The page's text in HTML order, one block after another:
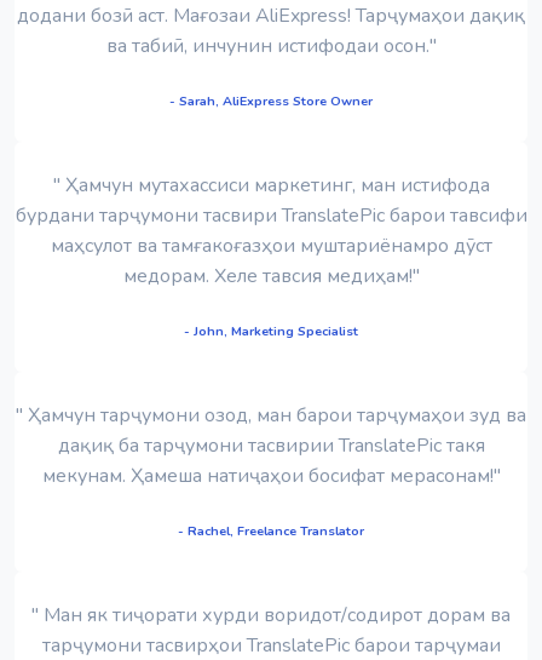
додани бозӣ аст. Мағозаи AliExpress! Тарҷумаҳои дақиқ
ва табиӣ, инчунин истифодаи осон."
- Sarah, AliExpress Store Owner
" Ҳамчун мутахассиси маркетинг, ман истифода
бурдани тарҷумони тасвири TranslatePic барои тавсифи
маҳсулот ва тамғакоғазҳои муштариёнамро дӯст
медорам. Хеле тавсия медиҳам!"
- John, Marketing Specialist
" Ҳамчун тарҷумони озод, ман барои тарҷумаҳои зуд ва
дақиқ ба тарҷумони тасвирии TranslatePic такя
мекунам. Ҳамеша натиҷаҳои босифат мерасонам!"
- Rachel, Freelance Translator
" Ман як тиҷорати хурди воридот/содирот дорам ва
тарҷумони тасвирҳои TranslatePic барои тарҷумаи